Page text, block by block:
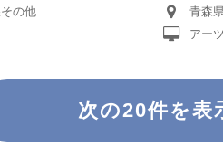
県その他
アー
次の20件を表